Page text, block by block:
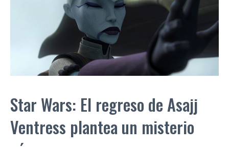
Star Wars: El regreso de Asajj
Ventress plantea un misterio